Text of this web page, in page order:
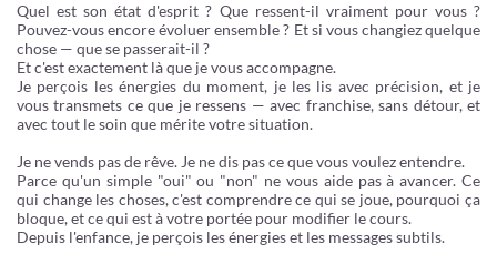
Quel est son état d'esprit ? Que ressent-il vraiment pour vous ?
Pouvez-vous encore évoluer ensemble ? Et si vous changiez quelque
chose — que se passerait-il ?
Et c'est exactement là que je vous accompagne.
Je perçois les énergies du moment, je les lis avec précision, et je
vous transmets ce que je ressens — avec franchise, sans détour, et
avec tout le soin que mérite votre situation.
Je ne vends pas de rêve. Je ne dis pas ce que vous voulez entendre.
Parce qu'un simple "oui" ou "non" ne vous aide pas à avancer. Ce
qui change les choses, c'est comprendre ce qui se joue, pourquoi ça
bloque, et ce qui est à votre portée pour modifier le cours.
Depuis l'enfance, je perçois les énergies et les messages subtils.